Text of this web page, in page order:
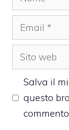
Email
Sito
web
Salva il
questo